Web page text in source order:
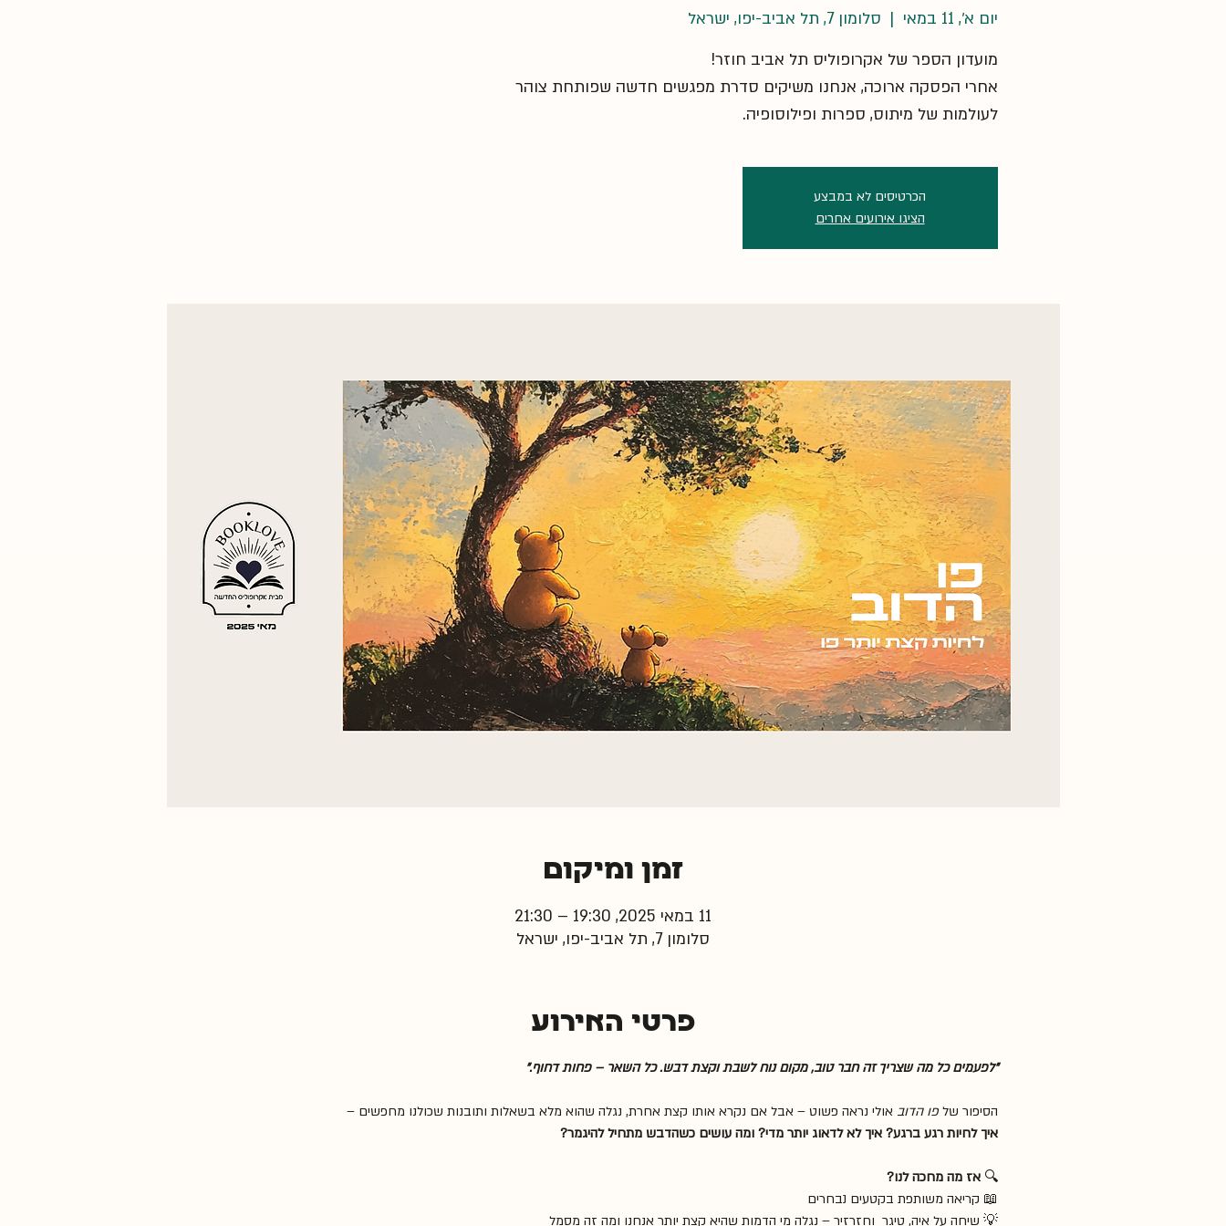
יום א׳, 11 במאי
  |
סלומון 7, תל אביב-יפו, ישראל
אחרי הפסקה ארוכה, אנחנו משיקים סדרת מפגשים חדשה שפותחת צוהר
לעולמות של מיתוס, ספרות ופילוסופיה.
הכרטיסים לא במבצע
הציגו אירועים אחרים
זמן ומיקום
11 במאי 2025, 19:30 – 21:30
סלומון 7, תל אביב-יפו, ישראל
פרטי האירוע
"לפעמים כל מה שצריך זה חבר טוב, מקום נוח לשבת וקצת דבש. כל השאר – פחות דחוף."
הסיפור של פו הדוב אולי נראה פשוט – אבל אם נקרא אותו קצת אחרת, נגלה שהוא מלא בשאלות ותובנות שכולנו מחפשים –
איך לחיות רגע ברגע? איך לא לדאוג יותר מדי? ומה עושים כשהדבש מתחיל להיגמר?
🔍 אז מה מחכה לנו?
📖 קריאה משותפת בקטעים נבחרים
💡 שיחה על איה, טיגר  וחזרזיר – נגלה מי הדמות שהיא קצת יותר אנחנו ומה זה מסמל